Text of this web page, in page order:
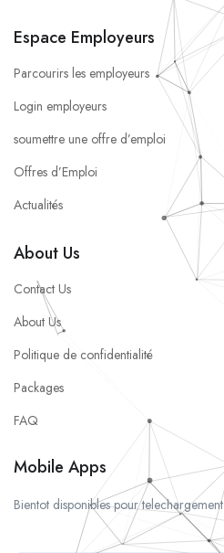
Espace Employeurs
Parcourirs les employeurs
Login employeurs
soumettre une offre d’emploi
Offres d’Emploi
Actualités
About Us
Contact Us
About Us
Politique de confidentialité
Packages
FAQ
Mobile Apps
Bientot disponibles pour telechargement